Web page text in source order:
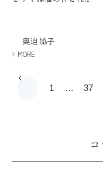
奥迫 協子
MORE
1 … 37